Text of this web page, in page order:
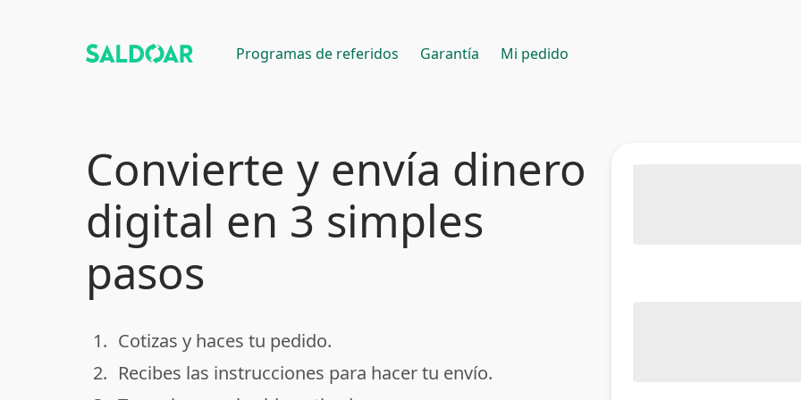
Programas de referidos Garantía Mi pedido
Convierte y envía dinero
digital en 3 simples
pasos
done
1. Cotizas y haces tu pedido.
done
2. Recibes las instrucciones para hacer tu envío.